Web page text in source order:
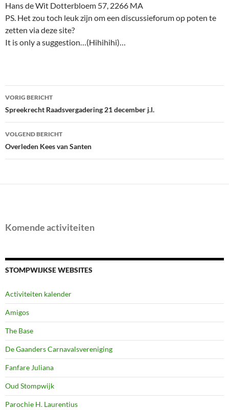
Hans de Wit Dotterbloem 57, 2266 MA
PS. Het zou toch leuk zijn om een discussieforum op poten te
zetten via deze site?
It is only a suggestion…(Hihihihi)…
Bericht
navigatie
VORIG BERICHT
Spreekrecht Raadsvergadering 21 december j.l.
VOLGEND BERICHT
Overleden Kees van Santen
Komende activiteiten
STOMPWIJKSE WEBSITES
Activiteiten kalender
Amigos
The Base
De Gaanders Carnavalsvereniging
Fanfare Juliana
Oud Stompwijk
Parochie H. Laurentius